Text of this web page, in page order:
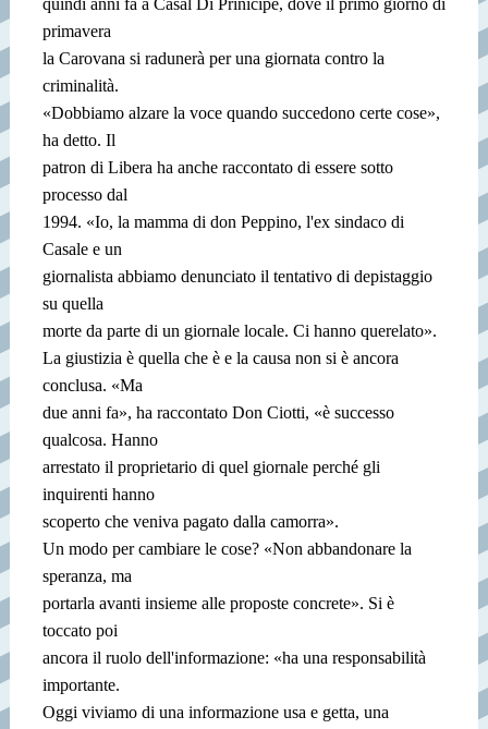
quindi anni fa a Casal Di Prinicipe, dove il primo giorno di
primavera
la Carovana si radunerà per una giornata contro la
criminalità.
«Dobbiamo alzare la voce quando succedono certe cose»,
ha detto. Il
patron di Libera ha anche raccontato di essere sotto
processo dal
1994. «Io, la mamma di don Peppino, l'ex sindaco di
Casale e un
giornalista abbiamo denunciato il tentativo di depistaggio
su quella
morte da parte di un giornale locale. Ci hanno querelato».
La giustizia è quella che è e la causa non si è ancora
conclusa. «Ma
due anni fa», ha raccontato Don Ciotti, «è successo
qualcosa. Hanno
arrestato il proprietario di quel giornale perché gli
inquirenti hanno
scoperto che veniva pagato dalla camorra».
Un modo per cambiare le cose? «Non abbandonare la
speranza, ma
portarla avanti insieme alle proposte concrete». Si è
toccato poi
ancora il ruolo dell'informazione: «ha una responsabilità
importante.
Oggi viviamo di una informazione usa e getta, una